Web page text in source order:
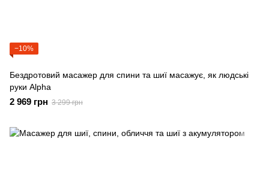
−10%
Бездротовий масажер для спини та шиї масажує, як людські
руки Alpha
2 969 грн 3 299 грн